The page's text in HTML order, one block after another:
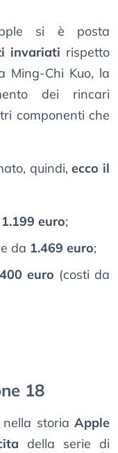
si è posta
invariati rispetto
Ming-Chi Kuo, la
dei rincari
componenti che
quindi,ecco il
1.199 euro;
da 1.469 euro;
euro (costi da
18
storia Apple
della serie di